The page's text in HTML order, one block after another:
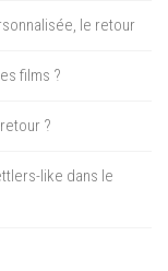
le retour
films ?
?
like dans le